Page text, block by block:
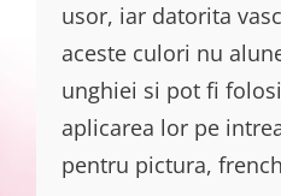
usor, iar datorita
aceste culori nu
unghiei si pot fi
aplicarea lor pe
pentru pictura,